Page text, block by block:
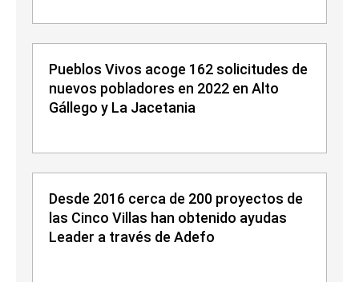
Pueblos Vivos acoge 162 solicitudes de
nuevos pobladores en 2022 en Alto
Gállego y La Jacetania
Desde 2016 cerca de 200 proyectos de
las Cinco Villas han obtenido ayudas
Leader a través de Adefo